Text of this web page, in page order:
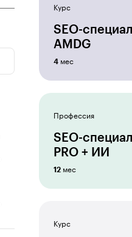
Курс
SEO-
AMDG
4 мес
Профессия
SEO-
PRO + ИИ
12 мес
Курс